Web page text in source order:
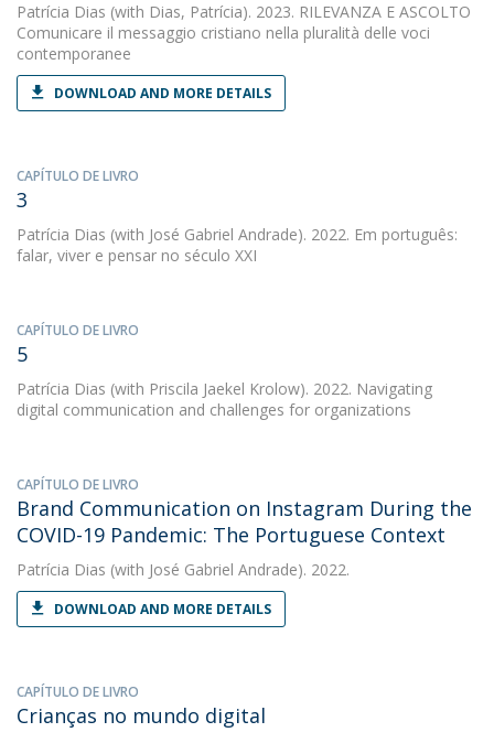
Patrícia Dias (with Dias, Patrícia). 2023. RILEVANZA E ASCOLTO
Comunicare il messaggio cristiano nella pluralità delle voci
contemporanee
DOWNLOAD AND MORE DETAILS
CAPÍTULO DE LIVRO
3
Patrícia Dias (with José Gabriel Andrade). 2022. Em português:
falar, viver e pensar no século XXI
CAPÍTULO DE LIVRO
5
Patrícia Dias (with Priscila Jaekel Krolow). 2022. Navigating
digital communication and challenges for organizations
CAPÍTULO DE LIVRO
Brand Communication on Instagram During the
COVID-19 Pandemic: The Portuguese Context
Patrícia Dias (with José Gabriel Andrade). 2022.
DOWNLOAD AND MORE DETAILS
CAPÍTULO DE LIVRO
Crianças no mundo digital